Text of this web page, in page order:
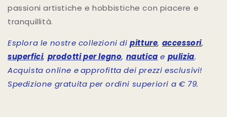
passioni artistiche e hobbistiche con piacere e
tranquillità.
Esplora le nostre collezioni dipitture, accessori,
superfici, prodotti per legno, nautica e pulizia.
Acquista online eapprofitta dei prezzi esclusivi!
Spedizione gratuita per ordini superiori a € 79.